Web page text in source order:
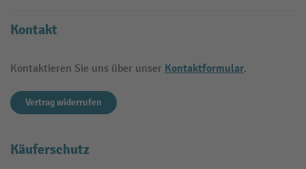
Kontakt
Kontaktieren Sie uns über unser Kontaktformular.
Vertrag widerrufen
Käuferschutz